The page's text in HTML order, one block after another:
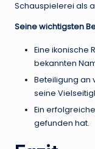
Schauspielerei als
Seine wichtigsten
Eine ikonische
bekannten
Beteiligung an
seine
Ein
gefunden hat.